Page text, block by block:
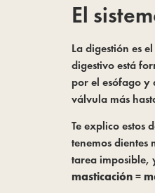
El
La digestión es
digestivo está
por el esófago y
válvula más
Te explico estos
tenemos dientes
tarea imposible,
masticación =